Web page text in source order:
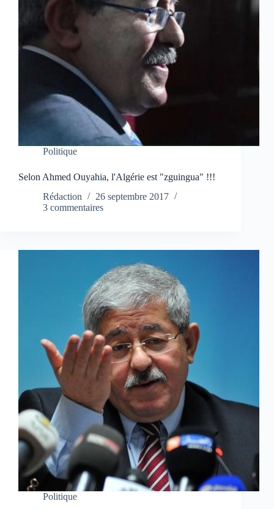
Politique
Selon Ahmed Ouyahia, l'Algérie est "zguingua" !!!
Rédaction
26 septembre 2017
3 commentaires
Politique